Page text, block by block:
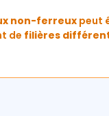
non-ferreux peut
de filières